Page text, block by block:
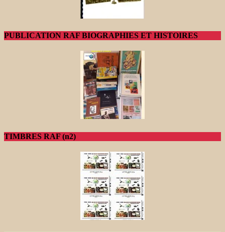
PUBLICATION RAF BIOGRAPHIES ET HISTOIRES
TIMBRES RAF (n2)